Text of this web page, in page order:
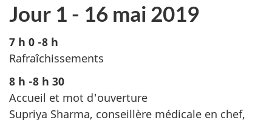
Jour 1 - 16 mai 2019
7 h 0 -8 h
Rafraîchissements
8 h -8 h 30
Accueil et mot d'ouverture
Supriya Sharma, conseillère médicale en chef,